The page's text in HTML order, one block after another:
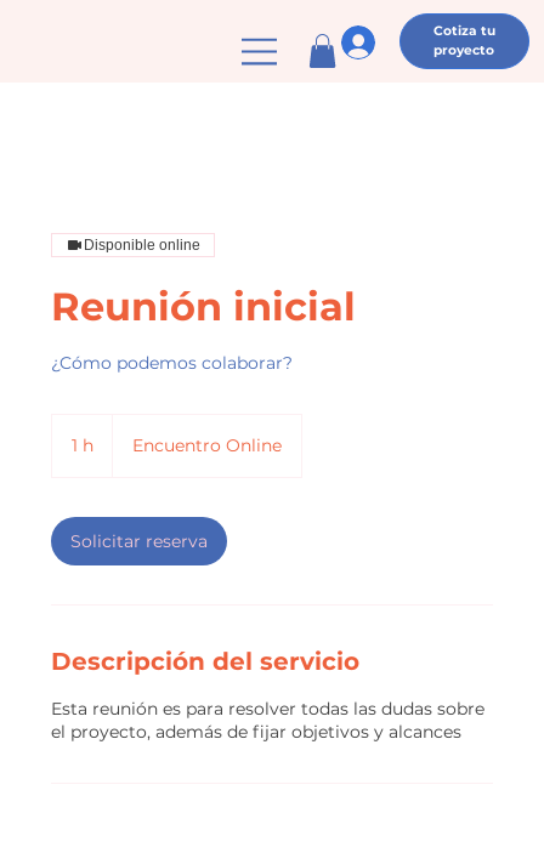
Cotiza tu
proyecto
Disponible online
Reunión inicial
¿Cómo podemos colaborar?
1 h Encuentro Online
Solicitar reserva
Descripción del servicio
Esta reunión es para resolver todas las dudas sobre
el proyecto, además de fijar objetivos y alcances